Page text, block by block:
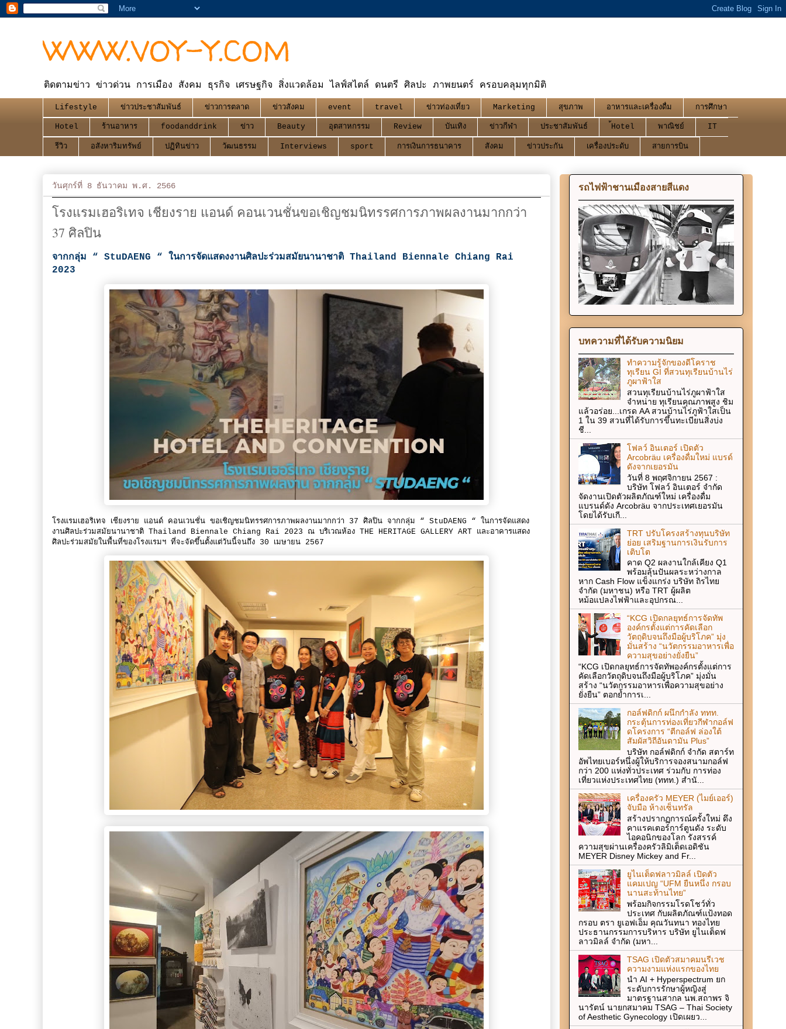
WWW.VOY-Y.COM
ติดตามข่าว ข่าวด่วน การเมือง สังคม ธุรกิจ เศรษฐกิจ สิ่งแวดล้อม ไลฟ์สไตล์ ดนตรี ศิลปะ ภาพยนตร์ ครอบคลุมทุกมิติ
Lifestyle ข่าวประชาสัมพันธ์ ข่าวการตลาด ข่าวสังคม event travel ข่าวท่องเที่ยว Marketing สุขภาพ อาหารและเครื่องดื่ม การศึกษา
Hotel ร้านอาหาร foodanddrink ข่าว Beauty อุตสาหกรรม Review บันเทิง ข่าวกีฬา ประชาสัมพันธ์ ้Hotel พาณิชย์ IT
รีวิว อสังหาริมทรัพย์ ปฏิทินข่าว วัฒนธรรม Interviews sport การเงินการธนาคาร สังคม ข่าวประกัน เครื่องประดับ สายการบิน
วันศุกร์ที่ 8 ธันวาคม พ.ศ. 2566
โรงแรมเฮอริเทจ เชียงราย แอนด์ คอนเวนชั่นขอเชิญชมนิทรรศการภาพผลงานมากกว่า
37 ศิลปิน
จากกลุ่ม “ StuDAENG “ ในการจัดแสดงงานศิลปะร่วมสมัยนานาชาติ Thailand Biennale Chiang Rai
2023
โรงแรมเฮอริเทจ เชียงราย แอนด์ คอนเวนชั่น ขอเชิญชมนิทรรศการภาพผลงานมากกว่า 37 ศิลปิน จากกลุ่ม “ StuDAENG “ ในการจัดแสดง
งานศิลปะร่วมสมัยนานาชาติ Thailand Biennale Chiang Rai 2023 ณ บริเวณห้อง THE HERITAGE GALLERY ART และอาคารแสดง
ศิลปะร่วมสมัยในพื้นที่ของโรงแรมฯ ที่จะจัดขึ้นตั้งแต่วันนี้จนถึง 30 เมษายน 2567
รถไฟฟ้าชานเมืองสายสีแดง
บทความที่ได้รับความนิยม
ทำความรู้จักของดีโคราช
ทุเรียน GI ที่สวนทุเรียนบ้านไร่
ภูผาฟ้าใส
สวนทุเรียนบ้านไร่ภูผาฟ้าใส
จำหน่าย ทุเรียนคุณภาพสูง ชิม
แล้วอร่อย...เกรด AA สวนบ้านไร่ภูฟ้าใสเป็น
1 ใน 39 สวนที่ได้รับการขึ้นทะเบียนสิ่งบ่ง
ชี...
โฟลว์ อินเตอร์ เปิดตัว
Arcobräu เครื่องดื่มใหม่ แบรด์
ดังจากเยอรมัน
วันที่ 8 พฤศจิกายน 2567 :
บริษัท โฟลว์ อินเตอร์ จำกัด
จัดงานเปิดตัวผลิตภัณฑ์ใหม่ เครื่องดื่ม
แบรนด์ดัง Arcobräu จากประเทศเยอรมัน
โดยได้รับเกี...
TRT ปรับโครงสร้างทุนบริษัท
ย่อย เสริมฐานการเงินรับการ
เติบโต
คาด Q2 ผลงานใกล้เคียง Q1
พร้อมลุ้นปันผลระหว่างกาล
หาก Cash Flow แข็งแกร่ง บริษัท ถิรไทย
จำกัด (มหาชน) หรือ TRT ผู้ผลิต
หม้อแปลงไฟฟ้าและอุปกรณ...
“KCG เปิดกลยุทธ์การจัดทัพ
องค์กรตั้งแต่การคัดเลือก
วัตถุดิบจนถึงมือผู้บริโภค” มุ่ง
มั่นสร้าง “นวัตกรรมอาหารเพื่อ
ความสุขอย่างยั่งยืน”
“KCG เปิดกลยุทธ์การจัดทัพองค์กรตั้งแต่การ
คัดเลือกวัตถุดิบจนถึงมือผู้บริโภค” มุ่งมั่น
สร้าง “นวัตกรรมอาหารเพื่อความสุขอย่าง
ยั่งยืน” ตอกย้ำการเ...
กอล์ฟดิกก์ ผนึกกำลัง ททท.
กระตุ้นการท่องเที่ยวกีฬากอล์ฟ
ดโครงการ “ตีกอล์ฟ ล่องใต้
สัมผัสวิถีอันดามัน Plus”
บริษัท กอล์ฟดิกก์ จำกัด สตาร์ท
อัพไทยเบอร์หนึ่งผู้ให้บริการจองสนามกอล์ฟ
กว่า 200 แห่งทั่วประเทศ ร่วมกับ การท่อง
เที่ยวแห่งประเทศไทย (ททท.) สำนั...
เครื่องครัว MEYER (ไมย์เออร์)
จับมือ ห้างเซ็นทรัล
สร้างปรากฏการณ์ครั้งใหม่ ดึง
คาแรคเตอร์การ์ตูนดัง ระดับ
ไอคอนิกของโลก รังสรรค์
ความสุขผ่านเครื่องครัวลิมิเต็ดเอดิชัน
MEYER Disney Mickey and Fr...
ยูไนเต็ดฟลาวมิลล์ เปิดตัว
แคมเปญ “UFM ยืนหนึ่ง กรอบ
นานสะท้านไทย”
พร้อมกิจกรรมโรดโชว์ทั่ว
ประเทศ กับผลิตภัณฑ์แป้งทอด
กรอบ ตรา ยูเอฟเอ็ม คุณวันทนา ทองไทย
ประธานกรรมการบริหาร บริษัท ยูไนเต็ดฟ
ลาวมิลล์ จำกัด (มหา...
TSAG เปิดตัวสมาคมนรีเวช
ความงามแห่งแรกของไทย
นำ AI + Hyperspectrum ยก
ระดับการรักษาผู้หญิงสู่
มาตรฐานสากล นพ.สถาพร จิ
นารัตน์ นายกสมาคม TSAG – Thai Society
of Aesthetic Gynecology เปิดเผยว...